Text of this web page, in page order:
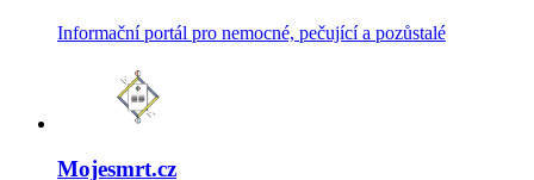
Informační portál pro nemocné, pečující a pozůstalé
Mojesmrt.cz